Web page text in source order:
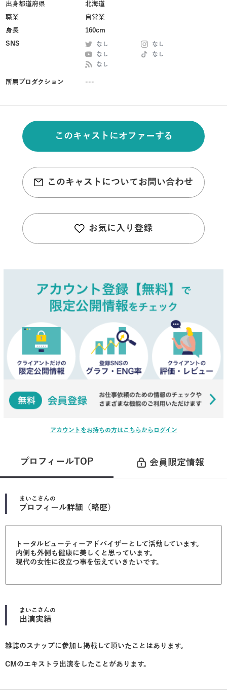
出身都道府県
北海道
職業
自営業
身長
160cm
SNS
なし
なし
なし
なし
なし
所属プロダクション ---
このキャストにオファーする
このキャストについてお問い合わせ
お気に入り登録
アカウントをお持ちの方はこちらからログイン
プロフィールTOP 会員限定情報
まいこ さんの
プロフィール詳細（略歴）
トータルビューティーアドバイザーとして活動しています。
内側も外側も健康に美しくと思っています。
現代の女性に役立つ事を伝えていきたいです。
まいこ さんの
出演実績
雑誌のスナップに参加し掲載して頂いたことはあります。
CMのエキストラ出演をしたことがあります。